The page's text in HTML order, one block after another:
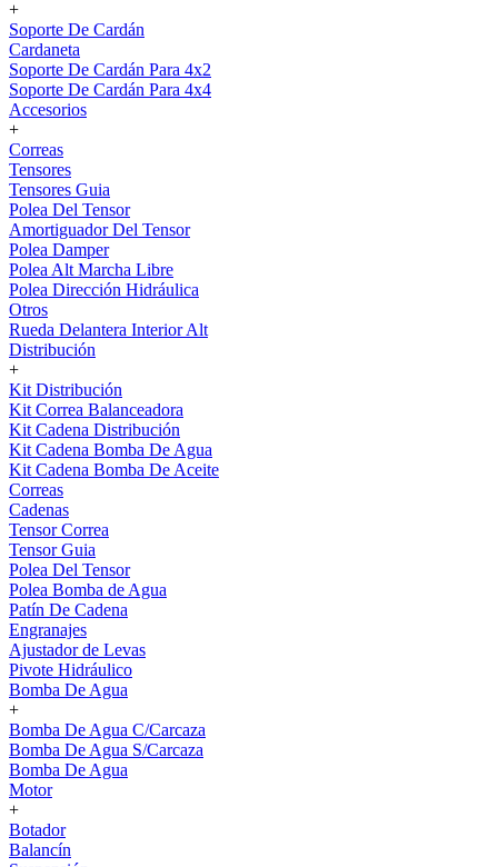
+
Soporte De Cardán
Cardaneta
Soporte De Cardán Para 4x2
Soporte De Cardán Para 4x4
Accesorios
+
Correas
Tensores
Tensores Guia
Polea Del Tensor
Amortiguador Del Tensor
Polea Damper
Polea Alt Marcha Libre
Polea Dirección Hidráulica
Otros
Rueda Delantera Interior Alt
Distribución
+
Kit Distribución
Kit Correa Balanceadora
Kit Cadena Distribución
Kit Cadena Bomba De Agua
Kit Cadena Bomba De Aceite
Correas
Cadenas
Tensor Correa
Tensor Guia
Polea Del Tensor
Polea Bomba de Agua
Patín De Cadena
Engranajes
Ajustador de Levas
Pivote Hidráulico
Bomba De Agua
+
Bomba De Agua C/Carcaza
Bomba De Agua S/Carcaza
Bomba De Agua
Motor
+
Botador
Balancín